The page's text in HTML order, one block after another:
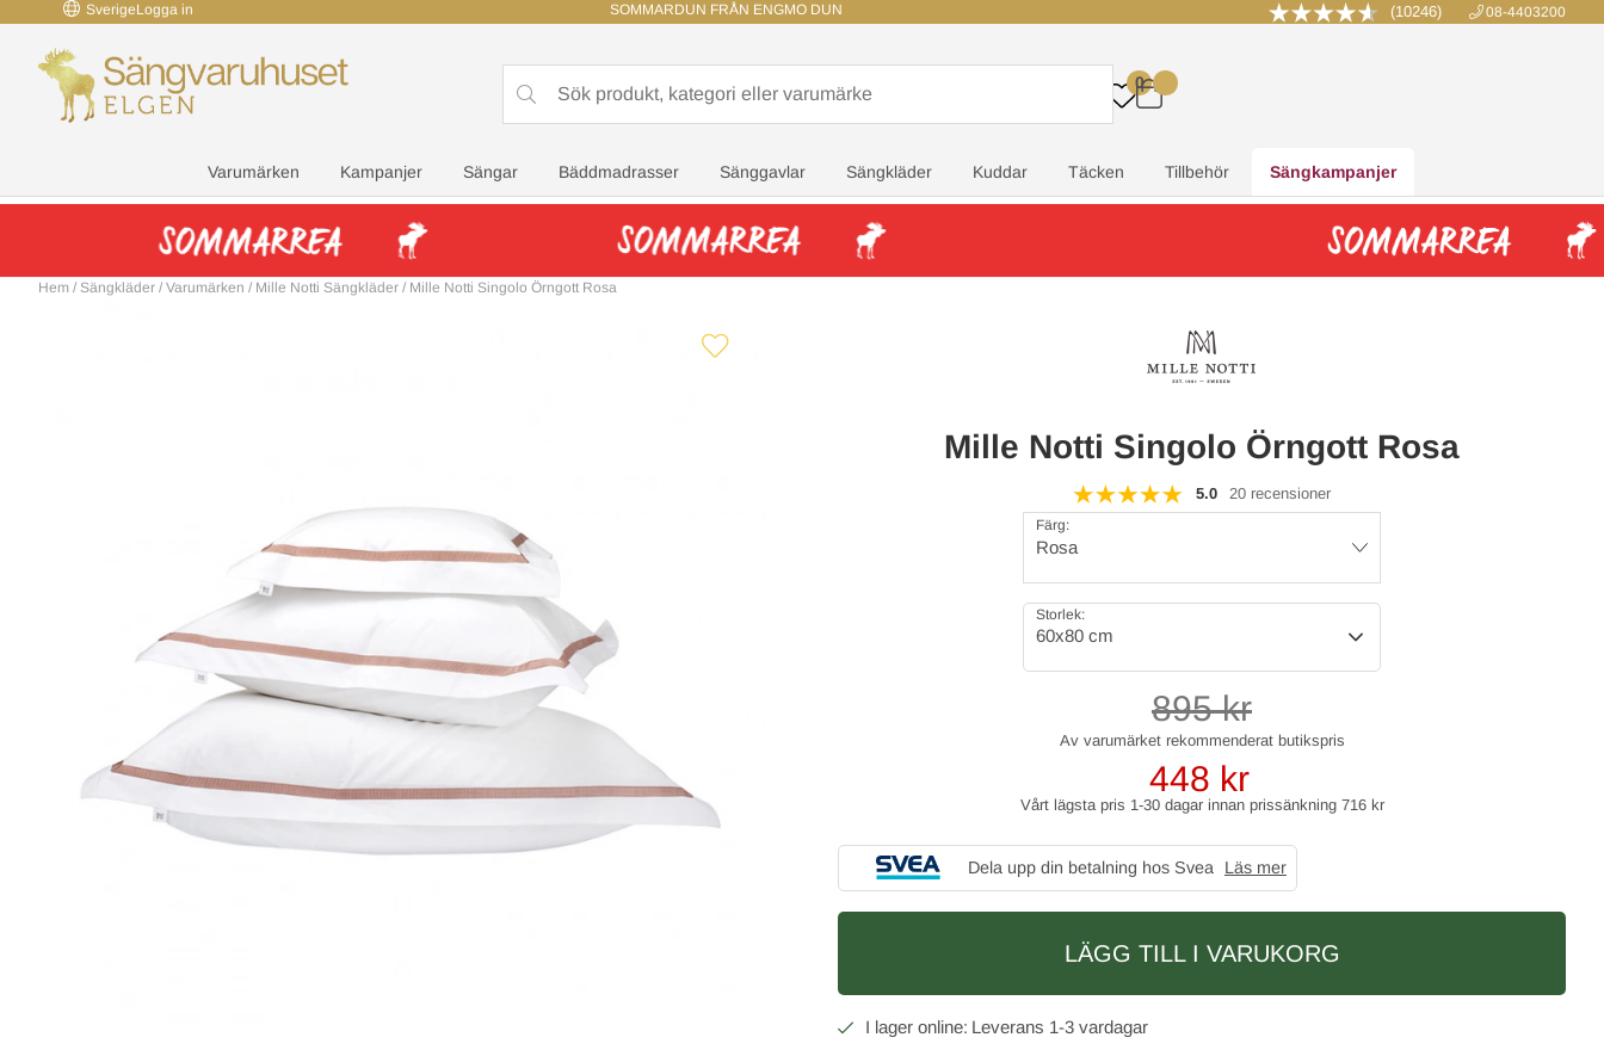
SverigeLogga in SOMMARDUN FRÅN ENGMO DUN (10246) 08-4403200
0
..
Varumärken Kampanjer Sängar Bäddmadrasser Sänggavlar Sängkläder Kuddar Täcken Tillbehör Sängkampanjer
Hem / Sängkläder / Varumärken / Mille Notti Sängkläder / Mille Notti Singolo Örngott Rosa
Mille Notti Singolo Örngott Rosa
5.0 20 recensioner
Färg:
Rosa
Storlek:
60x80 cm
895kr
448 kr
Vårt lägsta pris 1-30 dagar innan prissänkning 716 kr
Dela upp din betalning hos Svea Läs mer
LÄGG TILL I VARUKORG
1-3 vardagar